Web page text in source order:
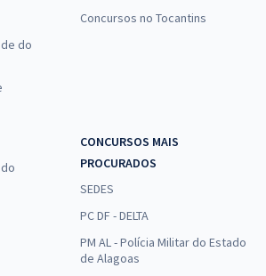
do
Concursos no Tocantins
CONCURSOS MAIS
PROCURADOS
SEDES
PC DF - DELTA
PM AL - Polícia Militar do Estado
de Alagoas